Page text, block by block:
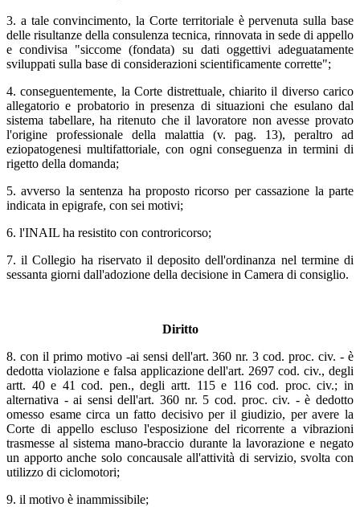
3. a tale convincimento, la Corte territoriale è pervenuta sulla base
delle risultanze della consulenza tecnica, rinnovata in sede di appello
e condivisa "siccome (fondata) su dati oggettivi adeguatamente
sviluppati sulla base di considerazioni scientificamente corrette";
4. conseguentemente, la Corte distrettuale, chiarito il diverso carico
allegatorio e probatorio in presenza di situazioni che esulano dal
sistema tabellare, ha ritenuto che il lavoratore non avesse provato
l'origine professionale della malattia (v. pag. 13), peraltro ad
eziopatogenesi multifattoriale, con ogni conseguenza in termini di
rigetto della domanda;
5. avverso la sentenza ha proposto ricorso per cassazione la parte
indicata in epigrafe, con sei motivi;
6. l'INAIL ha resistito con controricorso;
7. il Collegio ha riservato il deposito dell'ordinanza nel termine di
sessanta giorni dall'adozione della decisione in Camera di consiglio.
Diritto
8. con il primo motivo -ai sensi dell'art. 360 nr. 3 cod. proc. civ. - è
dedotta violazione e falsa applicazione dell'art. 2697 cod. civ., degli
artt. 40 e 41 cod. pen., degli artt. 115 e 116 cod. proc. civ.; in
alternativa - ai sensi dell'art. 360 nr. 5 cod. proc. civ. - è dedotto
omesso esame circa un fatto decisivo per il giudizio, per avere la
Corte di appello escluso l'esposizione del ricorrente a vibrazioni
trasmesse al sistema mano-braccio durante la lavorazione e negato
un apporto anche solo concausale all'attività di servizio, svolta con
utilizzo di ciclomotori;
9. il motivo è inammissibile;